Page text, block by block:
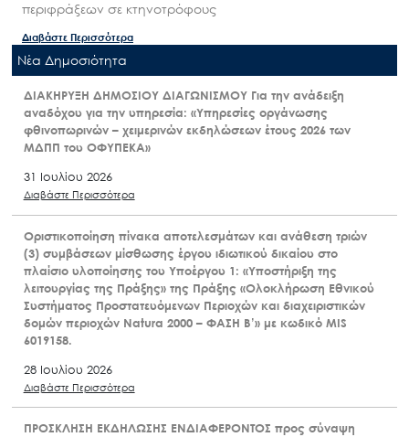
περιφράξεων σε κτηνοτρόφους
Διαβάστε Περισσότερα
Nέα Δημοσιότητα
ΔΙΑΚΗΡΥΞΗ ΔΗΜΟΣΙΟΥ ΔΙΑΓΩΝΙΣΜΟΥ Για την ανάδειξη
αναδόχου για την υπηρεσία: «Υπηρεσίες οργάνωσης
φθινοπωρινών – χειμερινών εκδηλώσεων έτους 2026 των
ΜΔΠΠ του ΟΦΥΠΕΚΑ»
31 Ιουλίου 2026
Διαβάστε Περισσότερα
Οριστικοποίηση πίνακα αποτελεσμάτων και ανάθεση τριών
(3) συμβάσεων μίσθωσης έργου ιδιωτικού δικαίου στο
πλαίσιο υλοποίησης του Υποέργου 1: «Υποστήριξη της
λειτουργίας της Πράξης» της Πράξης «Ολοκλήρωση Εθνικού
Συστήματος Προστατευόμενων Περιοχών και διαχειριστικών
δομών περιοχών Natura 2000 – ΦΑΣΗ Β’» με κωδικό MIS
6019158.
28 Ιουλίου 2026
Διαβάστε Περισσότερα
ΠΡΟΣΚΛΗΣΗ ΕΚΔΗΛΩΣΗΣ ΕΝΔΙΑΦΕΡΟΝΤΟΣ προς σύναψη